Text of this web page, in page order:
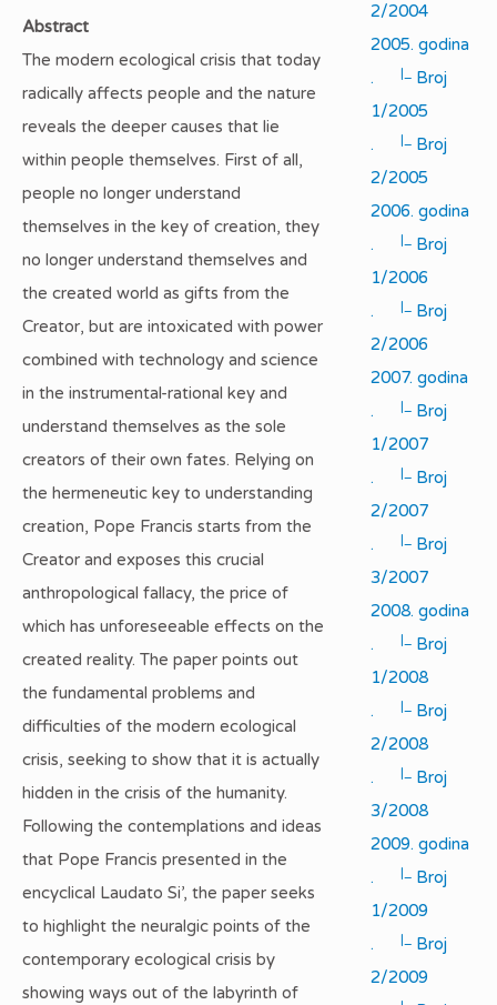
Abstract
The modern ecological crisis that today
radically affects people and the nature
reveals the deeper causes that lie
within people themselves. First of all,
people no longer understand
themselves in the key of creation, they
no longer understand themselves and
the created world as gifts from the
Creator, but are intoxicated with power
combined with technology and science
in the instrumental-rational key and
understand themselves as the sole
creators of their own fates. Relying on
the hermeneutic key to understanding
creation, Pope Francis starts from the
Creator and exposes this crucial
anthropological fallacy, the price of
which has unforeseeable effects on the
created reality. The paper points out
the fundamental problems and
difficulties of the modern ecological
crisis, seeking to show that it is actually
hidden in the crisis of the humanity.
Following the contemplations and ideas
that Pope Francis presented in the
encyclical Laudato Si’, the paper seeks
to highlight the neuralgic points of the
contemporary ecological crisis by
showing ways out of the labyrinth of
2/2004
2005. godina
.
|_ Broj
1/2005
.
|_ Broj
2/2005
2006. godina
.
|_ Broj
1/2006
.
|_ Broj
2/2006
2007. godina
.
|_ Broj
1/2007
.
|_ Broj
2/2007
.
|_ Broj
3/2007
2008. godina
.
|_ Broj
1/2008
.
|_ Broj
2/2008
.
|_ Broj
3/2008
2009. godina
.
|_ Broj
1/2009
.
|_ Broj
2/2009